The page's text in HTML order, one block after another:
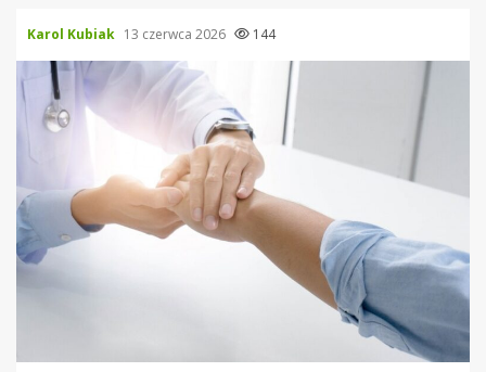
Karol Kubiak 13 czerwca 2026 144